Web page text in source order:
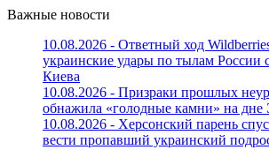
Важные новости
10.08.2026 - Ответный ход
украинские удары по тылам России
Киева
10.08.2026 - Призраки прошлых
обнажила «голодные камни» на дне
10.08.2026 - Херсонский парень
вести пропавший украинский